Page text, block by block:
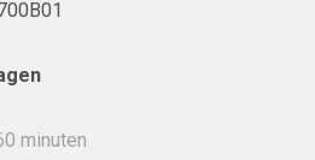
minuten